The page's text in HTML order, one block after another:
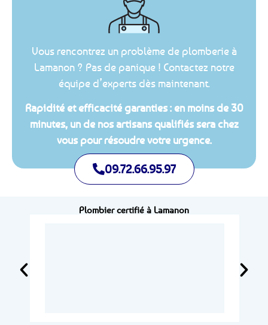
Vous rencontrez un problème de plomberie à
Lamanon ? Pas de panique ! Contactez notre
équipe d’experts dès maintenant.
Rapidité et efficacité garanties : en moins de 30
minutes, un de nos artisans qualifiés sera chez
vous pour résoudre votre urgence.
09.72.66.95.97
Plombier certifié à Lamanon